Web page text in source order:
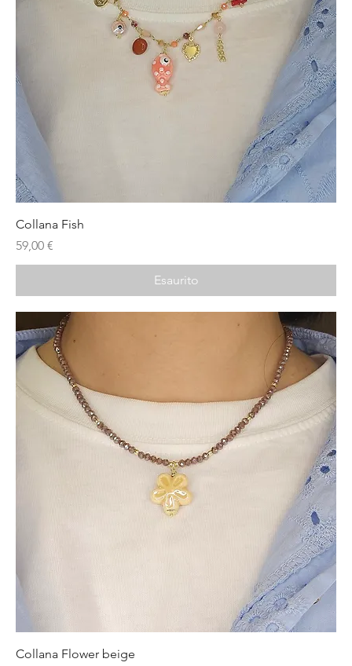
Collana Fish
Prezzo
59,00 €
Esaurito
Collana Flower beige